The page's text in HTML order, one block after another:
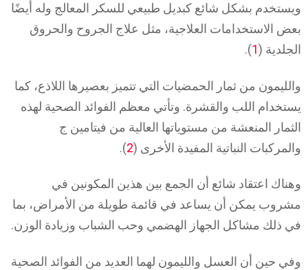
ويستخدم بشكل شائع كبديل طبيعي للسكر المعالج وله أيضًا
بعض الاستخدامات العلاجية، مثل علاج الجروح والحروق
الجلدية (1
).
والليمون من ثمار الحمضيات التي تتميز بعصيرها اللاذع، كما
يستخدام اللب والقشرة. وتأتي معظم الفوائد الصحية لهذه
الثمار المنعشة من مستوياتها العالية من فيتامين ج
والمركبات النباتية المفيدة الأخرى (2
).
وهناك اعتقاد شائع أن الجمع بين هذين المكونين في
مشروب يمكن أن يساعد في قائمة طويلة من الأمراض، بما
في ذلك مشاكل الجهاز الهضمي وحب الشباب وزيادة الوزن.
وفي حين أن العسل والليمون لهما العديد من الفوائد الصحية